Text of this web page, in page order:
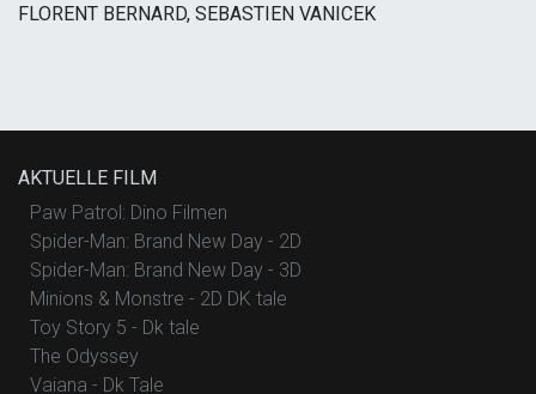
FLORENT BERNARD, SEBASTIEN VANICEK
AKTUELLE FILM
Paw Patrol: Dino Filmen
Spider-Man: Brand New Day - 2D
Spider-Man: Brand New Day - 3D
Minions & Monstre - 2D DK tale
Toy Story 5 - Dk tale
The Odyssey
Vaiana - Dk Tale